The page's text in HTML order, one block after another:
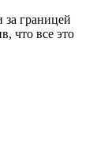
за границей
что все это